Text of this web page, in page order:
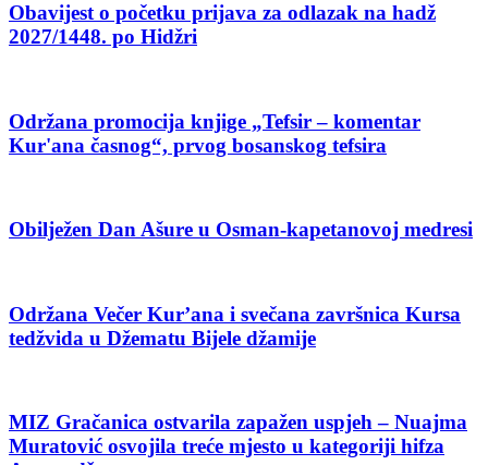
Obavijest o početku prijava za odlazak na hadž
2027/1448. po Hidžri
Održana promocija knjige „Tefsir – komentar
Kur'ana časnog“, prvog bosanskog tefsira
Obilježen Dan Ašure u Osman-kapetanovoj medresi
Održana Večer Kur’ana i svečana završnica Kursa
tedžvida u Džematu Bijele džamije
MIZ Gračanica ostvarila zapažen uspjeh – Nuajma
Muratović osvojila treće mjesto u kategoriji hifza